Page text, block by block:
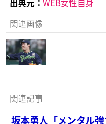
出典元： WEB女性自身
関連画像
関連記事
坂本勇人「メンタル